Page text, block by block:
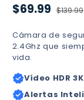
Precio
oferta
$69.99 Precio
$139.99
Cámara de
2.4Ghz que
vida.
Vídeo HDR 3K
Alertas